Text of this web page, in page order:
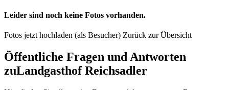
Leider sind noch keine Fotos vorhanden.
Fotos jetzt hochladen (als Besucher) Zurück zur Übersicht
Öffentliche Fragen und Antworten
zuLandgasthof Reichsadler